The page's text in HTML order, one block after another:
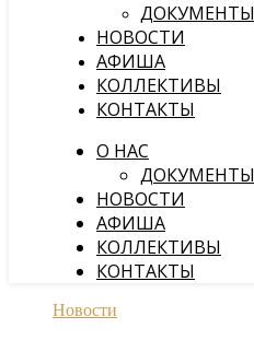
ДОКУМЕНТЫ
НОВОСТИ
АФИША
КОЛЛЕКТИВЫ
КОНТАКТЫ
О НАС
ДОКУМЕНТЫ
НОВОСТИ
АФИША
КОЛЛЕКТИВЫ
КОНТАКТЫ
Новости